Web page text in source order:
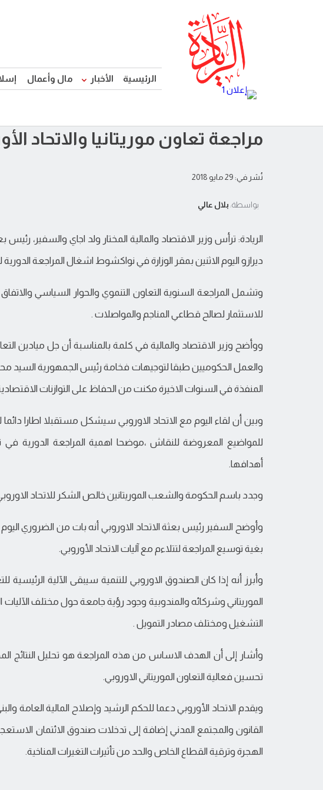
الرئيسية الأخبار مال وأعمال
مراجعة تعاون موريتانيا والاتحاد
نُشر في: 29 مايو 2018
بواسطة: بلال عالي
الريادة: ترأس وزير الاقتصاد والمالية المختار ولد اجاي والسفير، رئيس
ديرازو اليوم الاثنين بمقر الوزارة في نواكشوط اشغال المراجعة الدورية
وتشمل المراجعة السنوية التعاون التنموي والحوار السياسي
للاستثمار لصالح قطاعي المناجم والمواصلات .
ووأضح وزير الاقتصاد والمالية في كلمة بالمناسبة أن جل ميادين
والعمل الحكوميين طبقا لتوجيهات فخامة رئيس الجمهورية السيد
المنفذة في السنوات الاخيرة مكنت من الحفاظ على التوازنات
وبين أن لقاء اليوم مع الاتحاد الاوروبي سيشكل مستقبلا اطارا
للمواضيع المعروضة للنقاش ،موضحا اهمية المراجعة
أهدافها.
وجدد باسم الحكومة والشعب الموريتانين خالص الشكر للاتحاد
وأوضح السفير رئيس بعثة الاتحاد الاوروبي أنه بات من الضروري اليوم
بغية توسيع المراجعة لتتلاءم مع آليات الاتحاد الأوروبي.
وأبرز أنه إذا كان الصندوق الاوروبي للتنمية سيبقى الآلية الرئيسية
الموريتاني وشركائه والمندوبية وجود رؤية جامعة حول مختلف
التشغيل ومختلف مصادر التمويل .
وأشار إلى أن الهدف الاساس من هذه المراجعة هو تحليل النتائج
تحسين فعالية التعاون الموريتاني الاوروبي.
ويقدم الاتحاد الأوروبي دعما للحكم الرشيد وإصلاح المالية العامة
القانون والمجتمع المدني إضافة إلى تدخلات صندوق الائتمان
الهجرة وترقية القطاع الخاص والحد من تأثيرات التغيرات المناخية.